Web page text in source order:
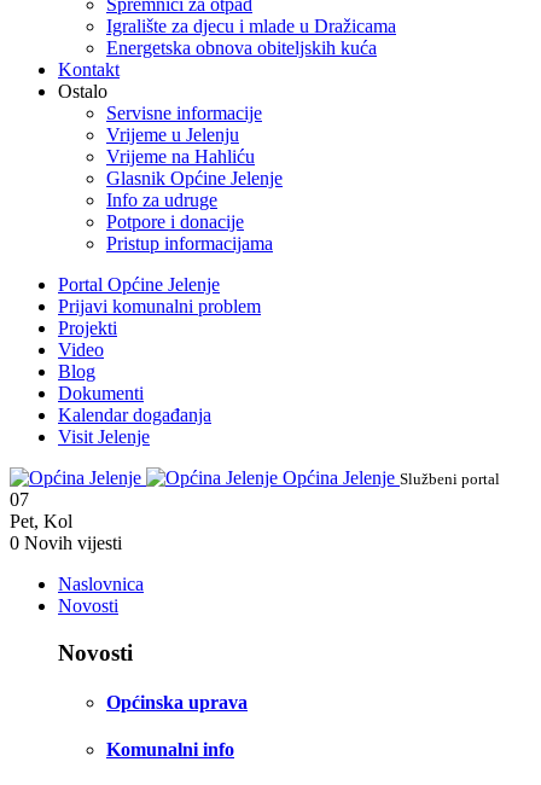
Spremnici za otpad
Igralište za djecu i mlade u Dražicama
Energetska obnova obiteljskih kuća
Kontakt
Ostalo
Servisne informacije
Vrijeme u Jelenju
Vrijeme na Hahliću
Glasnik Općine Jelenje
Info za udruge
Potpore i donacije
Pristup informacijama
Portal Općine Jelenje
Prijavi komunalni problem
Projekti
Video
Blog
Dokumenti
Kalendar događanja
Visit Jelenje
Općina Jelenje Službeni portal
07
Pet, Kol
0 Novih vijesti
Naslovnica
Novosti
Novosti
Općinska uprava
Komunalni info